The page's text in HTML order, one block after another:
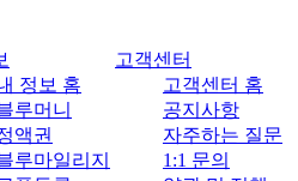
정보 홈
루머니
액권
루마일리지
고객센터
고객센터 홈
공지사항
자주하는 질문
1:1 문의